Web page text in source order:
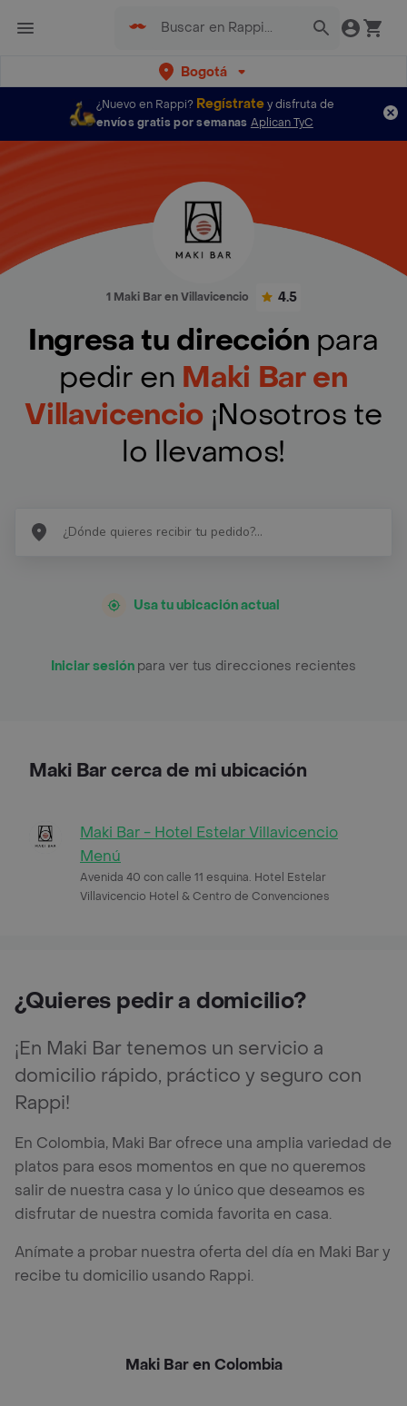
Bogotá
¿Nuevo en Rappi? Regístratey disfruta de
envíos gratis por semanas Aplican TyC
1 Maki Bar en Villavicencio 4.5
Ingresa tu dirección para
pedir en Maki Bar en
Villavicencio ¡Nosotros te
lo llevamos!
Usa tu ubicación actual
Iniciar sesión para ver tus direcciones recientes
Maki Bar cerca de mi ubicación
Maki Bar - Hotel Estelar Villavicencio
Menú
Avenida 40 con calle 11 esquina. Hotel Estelar
Villavicencio Hotel & Centro de Convenciones
¿Quieres pedir a domicilio?
¡En Maki Bar tenemos un servicio a
domicilio rápido, práctico y seguro con
Rappi!
En Colombia, Maki Bar ofrece una amplia variedad de
platos para esos momentos en que no queremos
salir de nuestra casa y lo único que deseamos es
disfrutar de nuestra comida favorita en casa.
Anímate a probar nuestra oferta del día en Maki Bar y
recibe tu domicilio usando Rappi.
Maki Bar en Colombia